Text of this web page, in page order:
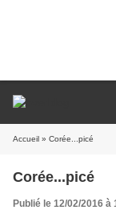
Accueil » Corée...picé
Corée...picé
Publié le 12/02/2016 à